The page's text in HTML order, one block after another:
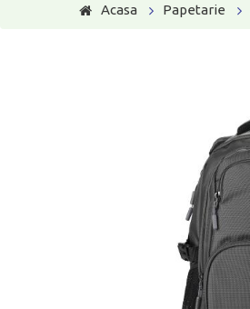
Acasa Papetarie